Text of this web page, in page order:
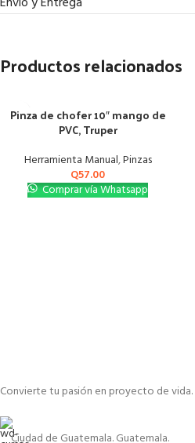
Productos relacionados
Pinza de chofer 10″ mango de
PVC, Truper
Herramienta Manual,Pinzas
Q57.00
Comprar vía Whatsapp
Convierte tu pasión en proyecto de vida.
Ciudad de Guatemala. Guatemala.